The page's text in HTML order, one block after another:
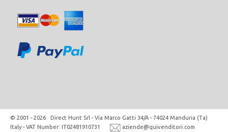
© 2001 - 2026 Direct Hunt Srl - Via Marco Gatti 34/A - 74024 Manduria (Ta)
Italy - VAT Number: IT02481910731
aziende@quivenditori.com